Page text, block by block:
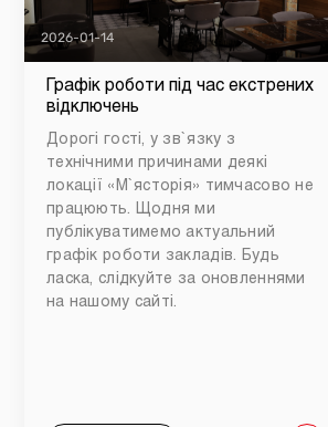
2026-01-14
Графік роботи під час екстрених
відключень
Дорогі гості, у зв`язку з
технічними причинами деякі
локації «М`ясторія» тимчасово не
працюють. Щодня ми
публікуватимемо актуальний
графік роботи закладів. Будь
ласка, слідкуйте за оновленнями
на нашому сайті.